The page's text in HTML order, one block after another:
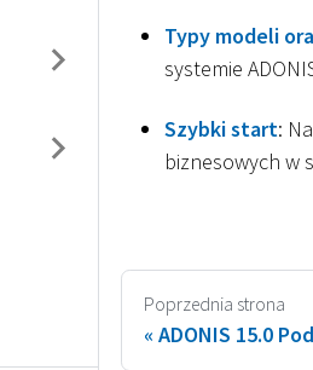
Typy modeli
systemie
Szybki start:
biznesowych w
Poprzednia strona
ADONIS 15.0